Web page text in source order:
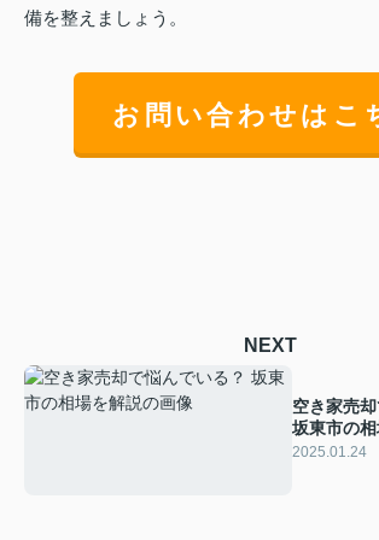
備を整えましょう。
お問い合わせはこ
NEXT
空き家売
坂東市の
2025.01.24